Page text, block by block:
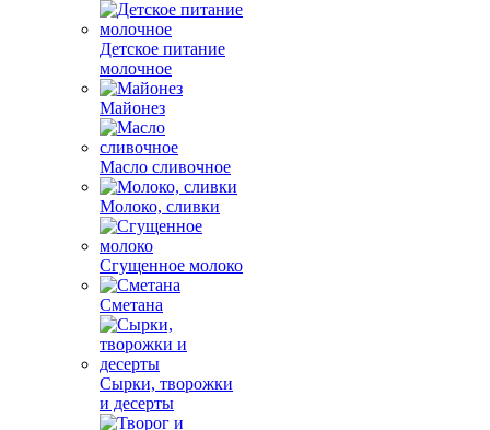
Детское питание
молочное
Майонез
Масло сливочное
Молоко, сливки
Сгущенное молоко
Сметана
Сырки, творожки
и десерты